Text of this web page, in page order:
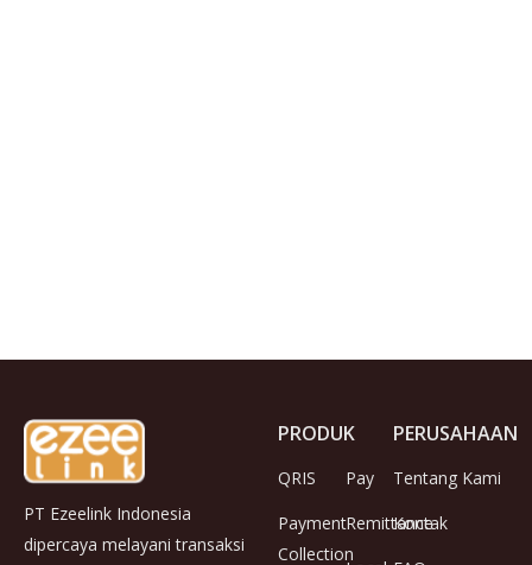
PT Ezeelink Indonesia
dipercaya melayani transaksi
PRODUK
QRIS
Payment
Collection
Pay
Remittance
PERUSAHAAN
Tentang Kami
Kontak